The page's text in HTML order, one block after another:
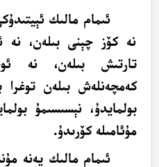
ئىمام مالىك
نە كۆز چېنى بىلەن، نە
تارتىش بىلەن، نە
كەمچەنلەش بىلەن توغرا
بولمايدۇ، نېسىسىمۇ
مۇئامىلە كۆرىدۇ.
ئىمام مالىك يەنە